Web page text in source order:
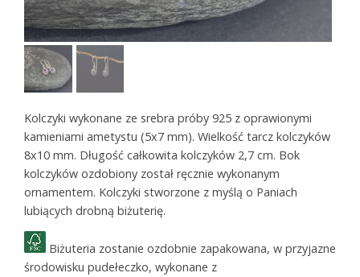
Kolczyki wykonane ze srebra próby 925 z oprawionymi
kamieniami ametystu (5x7 mm). Wielkość tarcz kolczyków
8x10 mm. Długość całkowita kolczyków 2,7 cm. Bok
kolczyków ozdobiony został ręcznie wykonanym
ornamentem. Kolczyki stworzone z myślą o Paniach
lubiących drobną biżuterię.
Biżuteria zostanie ozdobnie zapakowana, w przyjazne
środowisku pudełeczko, wykonane z